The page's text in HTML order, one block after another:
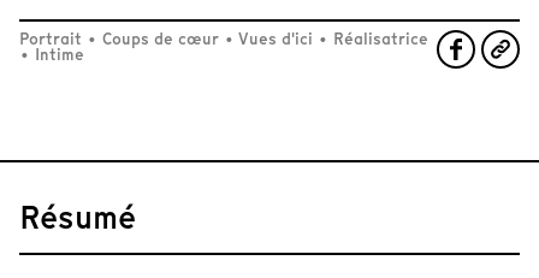
Portrait • Coups de cœur • Vues d'ici • Réalisatrice
• Intime
Résumé